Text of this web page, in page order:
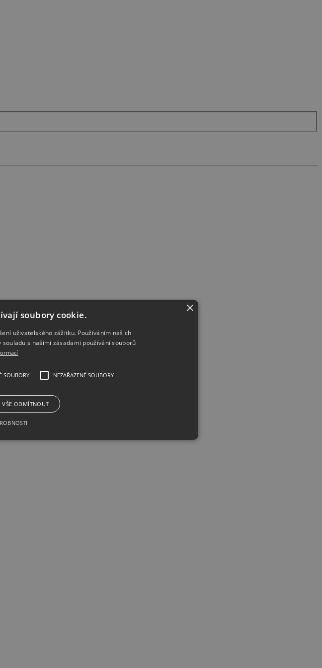
×
soubory cookie.
uživatelského zážitku. Používáním našich
s našimi zásadami používání souborů
SOUBORY NEZAŘAZENÉ SOUBORY
VŠE ODMÍTNOUT